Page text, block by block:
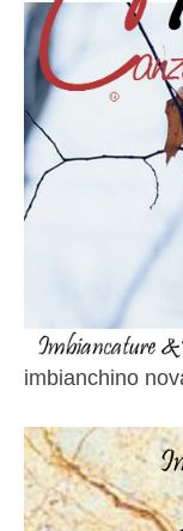
imbianchino